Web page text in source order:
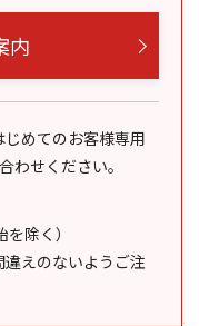
内
めてのお客様専用
わせください。
除く）
えのないようご注